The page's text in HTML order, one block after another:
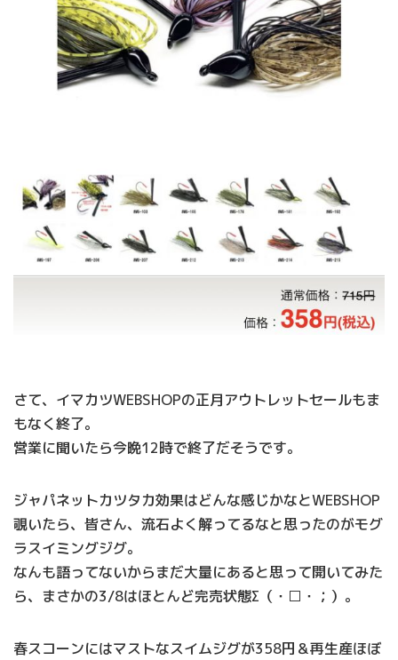
さて、イマカツWEBSHOPの正月アウトレットセールもま
もなく終了。
営業に聞いたら今晩12時で終了だそうです。
ジャパネットカツタカ効果はどんな感じかなとWEBSHOP
覗いたら、皆さん、流石よく解ってるなと思ったのがモグ
ラスイミングジグ。
なんも語ってないからまだ大量にあると思って開いてみた
ら、まさかの3/8はほとんど完売状態Σ（・□・；）。
春スコーンにはマストなスイムジグが358円＆再生産ほぼ